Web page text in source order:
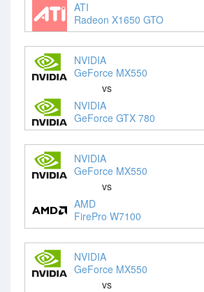
ATI
Radeon X1650 GTO
NVIDIA
GeForce MX550
vs
NVIDIA
GeForce GTX 780
NVIDIA
GeForce MX550
vs
AMD
FirePro W7100
NVIDIA
GeForce MX550
vs